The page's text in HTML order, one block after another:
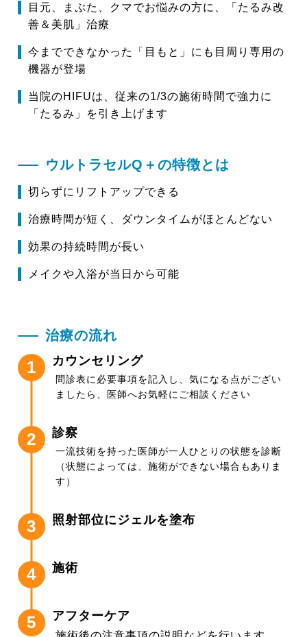
目元、まぶた、クマでお悩みの方に、「たるみ改
善＆美肌」治療
今までできなかった「目もと」にも目周り専用の
機器が登場
当院のHIFUは、従来の1/3の施術時間で強力に
「たるみ」を引き上げます
ウルトラセルQ＋の特徴とは
切らずにリフトアップできる
治療時間が短く、ダウンタイムがほとんどない
効果の持続時間が長い
メイクや入浴が当日から可能
治療の流れ
1 カウンセリング
問診表に必要事項を記入し、気になる点がござい
ましたら、医師へお気軽にご相談ください
2 診察
一流技術を持った医師が一人ひとりの状態を診断
（状態によっては、施術ができない場合もありま
す）
3 照射部位にジェルを塗布
4 施術
5 アフターケア